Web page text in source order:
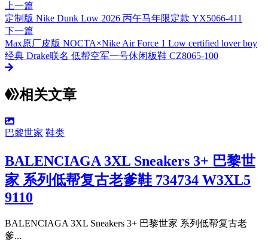
上一篇
定制版 Nike Dunk Low 2026 丙午马年限定款 YX5066-411
下一篇
Max原厂皮版 NOCTA×Nike Air Force 1 Low certified lover boy
经典 Drake联名 低帮空军一号休闲板鞋 CZ8065-100
相关文章
巴黎世家 鞋类
BALENCIAGA 3XL Sneakers 3+ 巴黎世
家 系列低帮复古老爹鞋 734734 W3XL5
9110
BALENCIAGA 3XL Sneakers 3+ 巴黎世家 系列低帮复古老
爹...